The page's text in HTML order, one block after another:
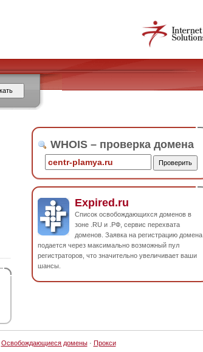
WHOIS – проверка домена
Expired.ru
Список освобождающихся доменов в
зоне .RU и .РФ, сервис перехвата
доменов. Заявка на регистрацию домена
подается через максимально возможный пул
регистраторов, что значительно увеличивает ваши
шансы.
Освобождающиеся домены· Прокси